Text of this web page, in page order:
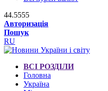
44.5555
Авторизація
Пошук
RU
ВСІ РОЗДІЛИ
Головна
Україна